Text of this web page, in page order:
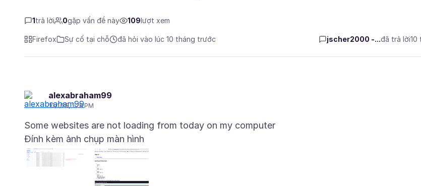
1 trả lời 0gặp vấn đề này 109 lượt xem
Firefox Sự cố tại chỗ đã hỏi vào lúc 10 tháng trước jscher2000 -...đã trả lời10
alexabraham99
10/1/25, 1:28 PM
Đính kèm ảnh chụp màn hình